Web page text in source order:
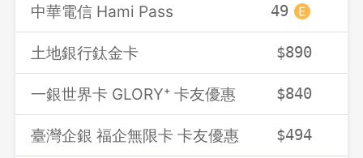
中華電信 Hami Pass 49
土地銀行鈦金卡 $890
一銀世界卡 GLORY⁺ 卡友優惠 $840
臺灣企銀 福企無限卡 卡友優惠 $494